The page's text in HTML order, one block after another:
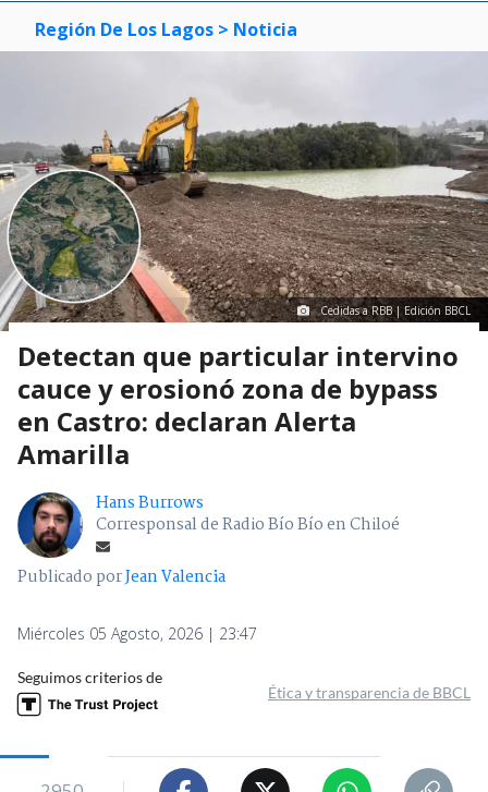
Región De Los Lagos > Noticia
Cedidas a RBB | Edición BBCL
Detectan que particular intervino
cauce y erosionó zona de bypass
en Castro: declaran Alerta
Amarilla
Hans Burrows
Corresponsal de Radio Bío Bío en Chiloé
Publicado porJean Valencia
Miércoles 05 Agosto, 2026 | 23:47
Seguimos criterios de
Ética y transparencia de BBCL